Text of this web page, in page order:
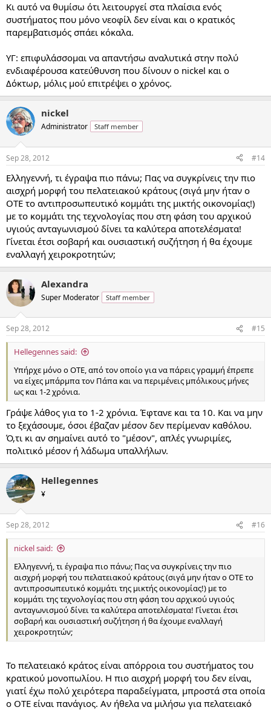
Κι αυτό να θυμίσω ότι λειτουργεί στα πλαίσια ενός
συστήματος που μόνο νεοφίλ δεν είναι και ο κρατικός
παρεμβατισμός σπάει κόκαλα.
ΥΓ: επιφυλάσσομαι να απαντήσω αναλυτικά στην πολύ
ενδιαφέρουσα κατεύθυνση που δίνουν ο nickel και ο
Δόκτωρ, μόλις μού επιτρέψει ο χρόνος.
nickel
Administrator Staff member
Sep 28, 2012 #14
Ελληγεννή, τι έγραψα πιο πάνω; Πας να συγκρίνεις την πιο
αισχρή μορφή του πελατειακού κράτους (σιγά μην ήταν ο
ΟΤΕ το αντιπροσωπευτικό κομμάτι της μικτής οικονομίας!)
με το κομμάτι της τεχνολογίας που στη φάση του αρχικού
υγιούς ανταγωνισμού δίνει τα καλύτερα αποτελέσματα!
Γίνεται έτσι σοβαρή και ουσιαστική συζήτηση ή θα έχουμε
εναλλαγή χειροκροτητών;
Alexandra
Super Moderator Staff member
Sep 28, 2012 #15
Hellegennes said:
Υπήρχε μόνο ο ΟΤΕ, από τον οποίο για να πάρεις γραμμή έπρεπε
να είχες μπάρμπα τον Πάπα και να περιμένεις μπόλικους μήνες
ως και 1-2 χρόνια.
Γράψε λάθος για το 1-2 χρόνια. Έφτανε και τα 10. Και να μην
το ξεχάσουμε, όσοι έβαζαν μέσον δεν περίμεναν καθόλου.
Ό,τι κι αν σημαίνει αυτό το "μέσον", απλές γνωριμίες,
πολιτικό μέσον ή λάδωμα υπαλλήλων.
Hellegennes
¥
Sep 28, 2012 #16
nickel said:
Ελληγεννή, τι έγραψα πιο πάνω; Πας να συγκρίνεις την πιο
αισχρή μορφή του πελατειακού κράτους (σιγά μην ήταν ο ΟΤΕ το
αντιπροσωπευτικό κομμάτι της μικτής οικονομίας!) με το
κομμάτι της τεχνολογίας που στη φάση του αρχικού υγιούς
ανταγωνισμού δίνει τα καλύτερα αποτελέσματα! Γίνεται έτσι
σοβαρή και ουσιαστική συζήτηση ή θα έχουμε εναλλαγή
χειροκροτητών;
Το πελατειακό κράτος είναι απόρροια του συστήματος του
κρατικού μονοπωλίου. Η πιο αισχρή μορφή του δεν είναι,
γιατί έχω πολύ χειρότερα παραδείγματα, μπροστά στα οποία
ο ΟΤΕ είναι πανάγιος. Αν ήθελα να μιλήσω για πελατειακό